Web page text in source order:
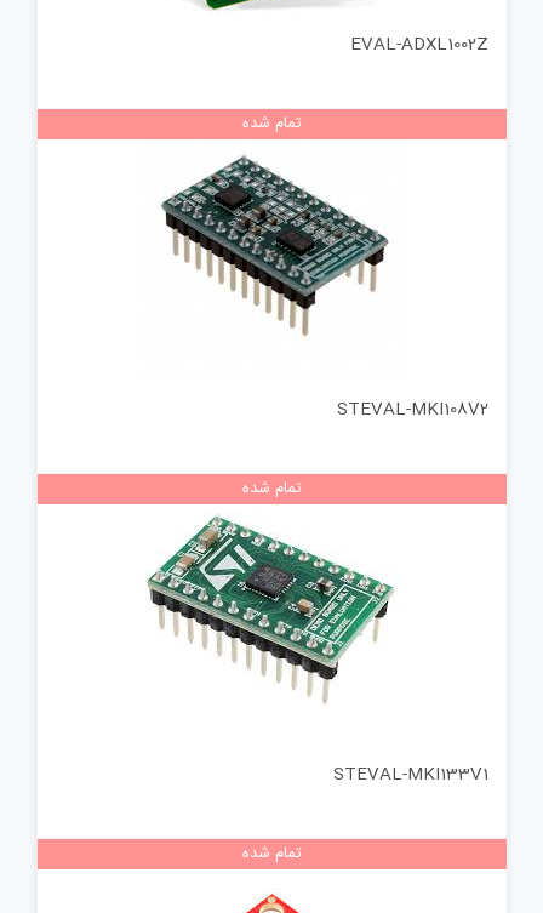
EVAL-ADXL1002Z
تمام شده
STEVAL-MKI108V2
تمام شده
STEVAL-MKI133V1
تمام شده